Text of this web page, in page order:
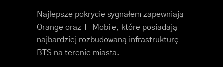
Najlepsze pokrycie sygnałem zapewniają
Orange oraz T-Mobile, które posiadają
najbardziej rozbudowaną infrastrukturę
BTS na terenie miasta.